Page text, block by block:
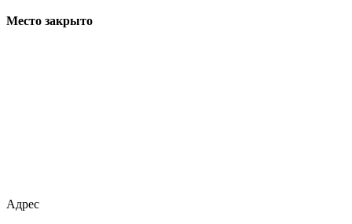
Место закрыто
Адрес